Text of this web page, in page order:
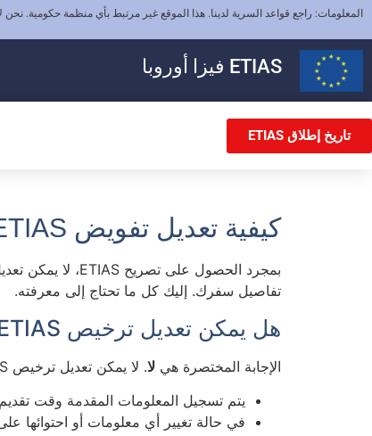
المعلومات: راجع قواعد السرية لدينا. هذا الموقع غير مرتبط بأي منظمة حكومية. نحن
ETIAS فيزا أوروبا
تاريخ إطلاق ETIAS
كيفية تعديل تفويض ETIAS
تفاصيل سفرك. إليك كل ما تحتاج إلى معرفته.
هل يمكن تعديل ترخيص ETIAS الحالي؟
الإجابة المختصرة هي لا. لا يمكن تعديل ترخيص ETIAS مباشرة بعد الموافقة عليه.
يتم تسجيل المعلومات المقدمة وقت
في حالة تغيير أي معلومات أو احتوائها